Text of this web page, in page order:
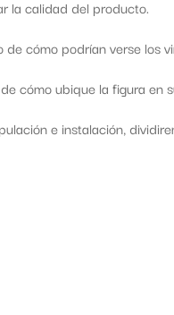
la calidad del producto.
cómo podrían verse los
cómo ubique la figura
e instalación,